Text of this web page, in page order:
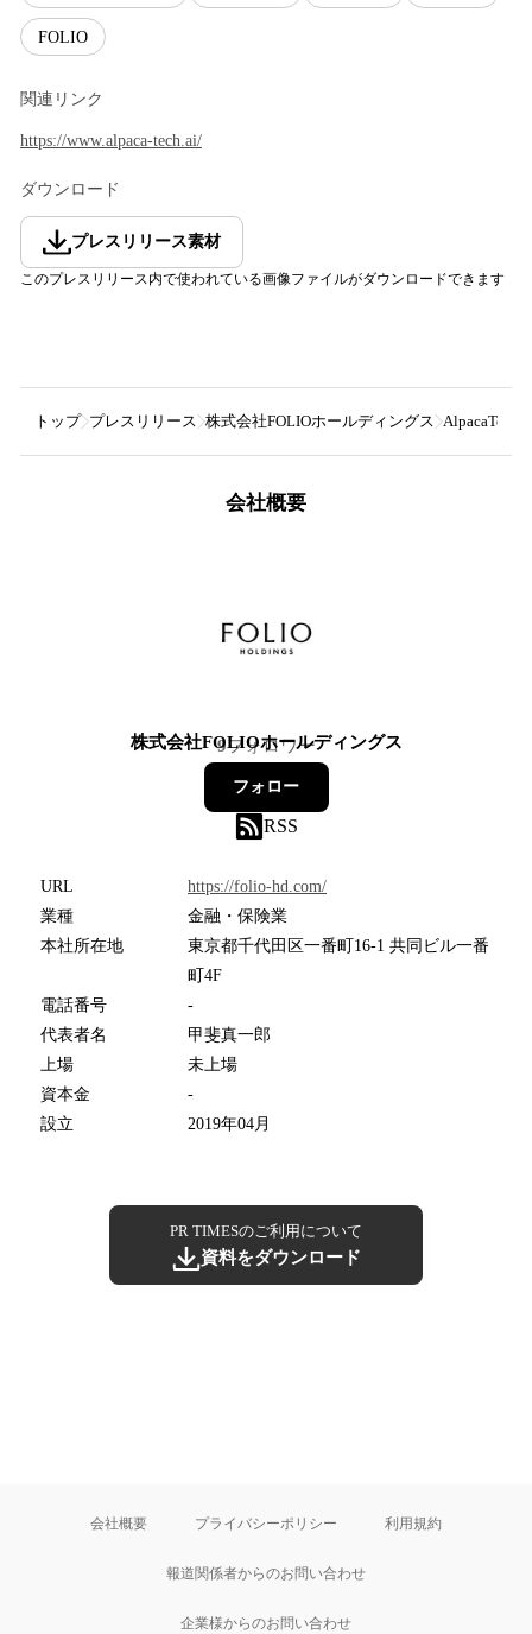
FOLIO
関連リンク
https://www.alpaca-tech.ai/
ダウンロード
プレスリリース素材
このプレスリリース内で使われている画像ファイルがダウンロードできます
トップ プレスリリース 株式会社FOLIOホールディングス AlpacaTech
会社概要
株式会社FOLIOホールディングス
9フォロワー
フォロー
RSS
URL
https://folio-hd.com/
業種
金融・保険業
本社所在地
東京都千代田区一番町16-1 共同ビル一番
町4F
電話番号
-
代表者名
甲斐真一郎
上場
未上場
資本金
-
設立
2019年04月
PR TIMESのご利用について
資料をダウンロード
会社概要 プライバシーポリシー 利用規約
報道関係者からのお問い合わせ
企業様からのお問い合わせ